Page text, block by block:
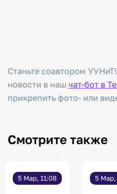
Станьте соавтором
новости в наш чат-бот в
прикрепить фото- или
Смотрите также
5 Мар, 11:08 5 Мар,